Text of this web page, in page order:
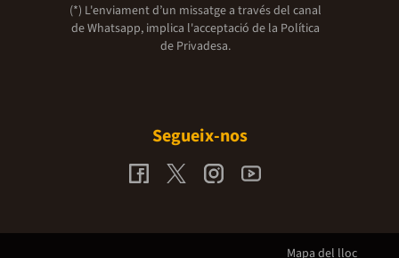
(*) L'enviament d’un missatge a través del canal
de Whatsapp, implica l'acceptació de la Política
de Privadesa.
Segueix-nos
Mapa del lloc